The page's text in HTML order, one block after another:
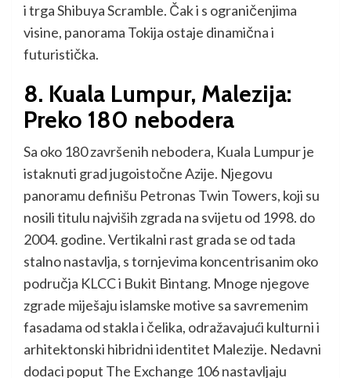
i trga Shibuya Scramble. Čak i s ograničenjima
visine, panorama Tokija ostaje dinamična i
futuristička.
8. Kuala Lumpur, Malezija:
Preko 180 nebodera
Sa oko 180 završenih nebodera, Kuala Lumpur je
istaknuti grad jugoistočne Azije. Njegovu
panoramu definišu Petronas Twin Towers, koji su
nosili titulu najviših zgrada na svijetu od 1998. do
2004. godine. Vertikalni rast grada se od tada
stalno nastavlja, s tornjevima koncentrisanim oko
područja KLCC i Bukit Bintang. Mnoge njegove
zgrade miješaju islamske motive sa savremenim
fasadama od stakla i čelika, odražavajući kulturni i
arhitektonski hibridni identitet Malezije. Nedavni
dodaci poput The Exchange 106 nastavljaju